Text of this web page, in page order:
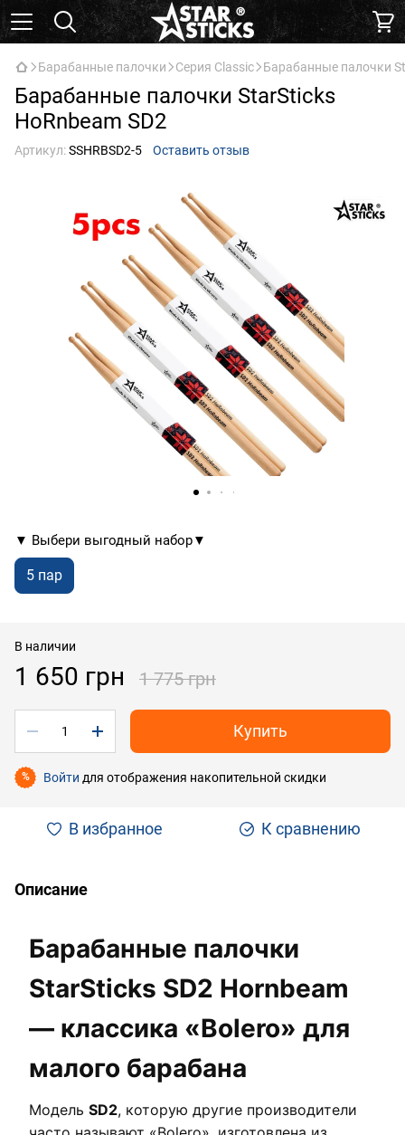
Барабанные палочки Серия Classic Барабанные палочки
Барабанные палочки StarSticks
HoRnbeam SD2
Артикул:SSHRBSD2-5 Оставить отзыв
▼ Выбери выгодный набор▼
5 пар
В наличии
1 650 грн 1 775 грн
Купить
% Войти для отображения накопительной скидки
В избранное К сравнению
Описание
Барабанные палочки
StarSticks SD2 Hornbeam
— классика «Bolero» для
малого барабана
Модель SD2, которую другие производители